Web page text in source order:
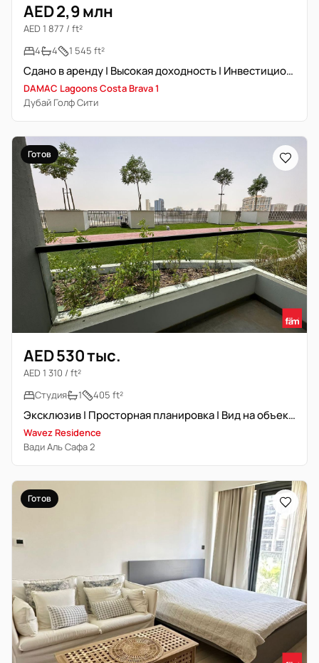
AED 2,9 млн
AED 1 877 / ft²
4
4 1 545 ft²
Сдано в аренду | Высокая доходность | Инвестиционный актив
DAMAC Lagoons Costa Brava 1
Дубай Голф Сити
Готов
AED 530 тыс.
AED 1 310 / ft²
Студия
1 405 ft²
Эксклюзив | Просторная планировка | Вид на объекты
Wavez Residence
Вади Аль Сафа 2
Готов